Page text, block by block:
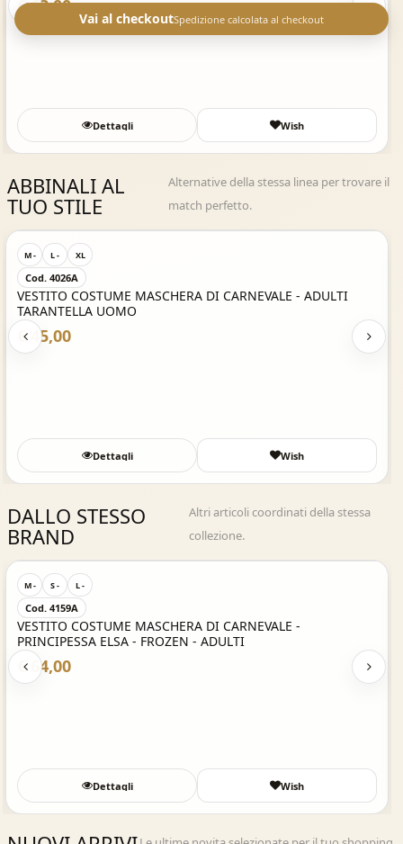
Vai al checkoutSpedizione calcolata al checkout
€ 51,00
ABBINALI AL
TUO STILE
Alternative della stessa linea per trovare il
match perfetto.
Acquisto Veloce
M - L - XL
Cod. 4026A
VESTITO COSTUME MASCHERA DI CARNEVALE - ADULTI
TARANTELLA UOMO
€ 45,00
Dettagli Wish
DALLO STESSO
BRAND
Altri articoli coordinati della stessa
collezione.
Acquisto Veloce
M - S - L -
Cod. 4159A
VESTITO COSTUME MASCHERA DI CARNEVALE -
PRINCIPESSA ELSA - FROZEN - ADULTI
€ 64,00
Dettagli Wish